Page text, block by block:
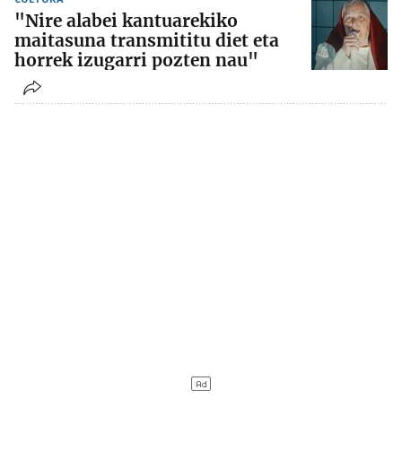
"Nire alabei kantuarekiko
maitasuna transmititu diet eta
horrek izugarri pozten nau"